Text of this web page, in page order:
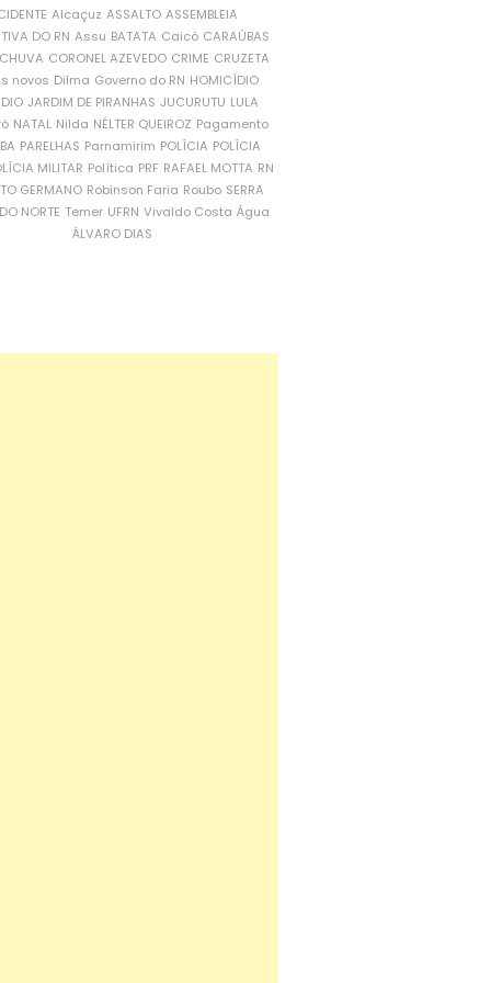
Alcaçuz ASSALTO ASSEMBLEIA
DO RN Assu BATATA Caicó CARAÚBAS
CORONEL AZEVEDO CRIME CRUZETA
novos Dilma Governo do RN HOMICÍDIO
JARDIM DE PIRANHAS JUCURUTU LULA
NATAL Nilda NÉLTER QUEIROZ Pagamento
PARELHAS Parnamirim POLÍCIA POLÍCIA
MILITAR Política PRF RAFAEL MOTTA RN
GERMANO Robinson Faria Roubo SERRA
NORTE Temer UFRN Vivaldo Costa Água
ÁLVARO DIAS